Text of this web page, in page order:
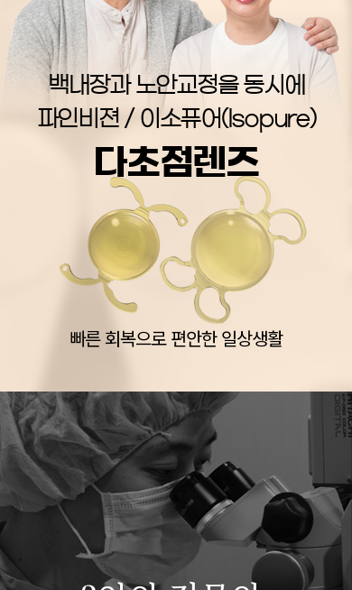
백내장과 노안교정을 동시에
파인비젼 / 이소퓨어(Isopure)
다초점렌즈
빠른 회복으로 편안한 일상생활